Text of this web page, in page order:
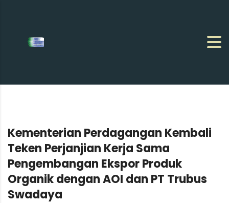
Kementerian Perdagangan Kembali
Teken Perjanjian Kerja Sama
Pengembangan Ekspor Produk
Organik dengan AOI dan PT Trubus
Swadaya